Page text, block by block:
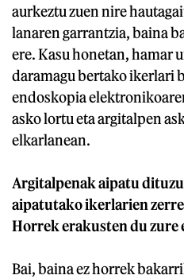
aurkeztu zuen nire
lanaren garrantzia, baina
ere. Kasu honetan, hamar
daramagu bertako ikerlari
endoskopia
asko lortu eta argitalpen
elkarlanean.
Argitalpenak aipatu
aipatutako ikerlarien
Horrek erakusten du zure
Bai, baina ez horrek